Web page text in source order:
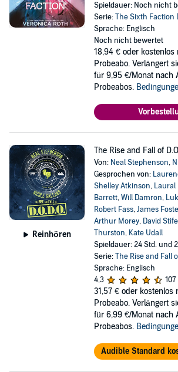
Spieldauer: Noch nicht
Serie:The Sixth Faction
Sprache: Englisch
Noch nicht bewertet
18,94 € oder kostenlos
Probeabo. Verlängert
für 9,95 €/Monat nach
Probeabos.
Reinhören
The Rise and Fall of
Von: Neal Stephenson,
Gesprochen von:
Shelley Atkinson,
Barrett,Will Damron,
Robert Fass,James
Arthur Morey, David
Thurston, Kate Udall
Spieldauer: 24 Std. und
Serie:The Rise and Fall
Sprache: Englisch
4,3
31,57 € oder kostenlos
Probeabo. Verlängert
für 6,99 €/Monat nach
Probeabos.
Audible Standard